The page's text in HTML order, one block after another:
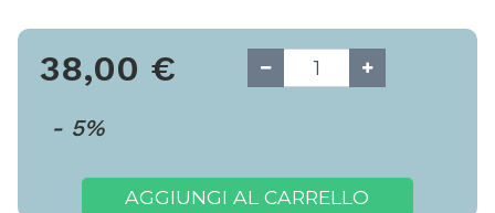
38,00 €
- 5%
AGGIUNGI AL CARRELLO